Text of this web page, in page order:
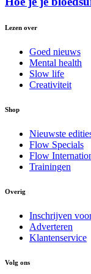
Lezen over
Goed nieuws
Mental health
Slow life
Creativiteit
Shop
Nieuwste
Flow Specials
Flow
Trainingen
Overig
Inschrijven
Adverteren
Klantenservice
Volg ons